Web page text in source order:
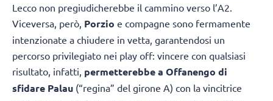
Lecco non pregiudicherebbe il cammino verso l’A2.
Viceversa, però, Porzio e compagne sono fermamente
intenzionate a chiudere in vetta, garantendosi un
percorso privilegiato nei play off: vincere con qualsiasi
risultato, infatti, permetterebbe a Offanengo di
sfidare Palau (“regina” del girone A) con la vincitrice